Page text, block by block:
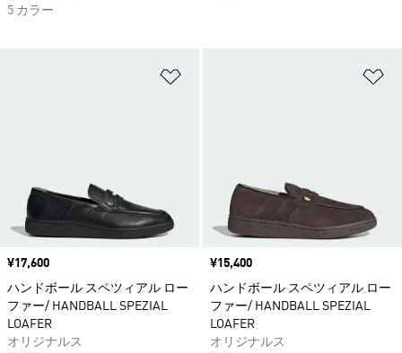
5 カラー
価格
¥17,600
ハンドボール スペツィアル ロー
ファー/ HANDBALL SPEZIAL
LOAFER
オリジナルス
価格
¥15,400
ハンドボール スペツィアル ロー
ファー/ HANDBALL SPEZIAL
LOAFER
オリジナルス